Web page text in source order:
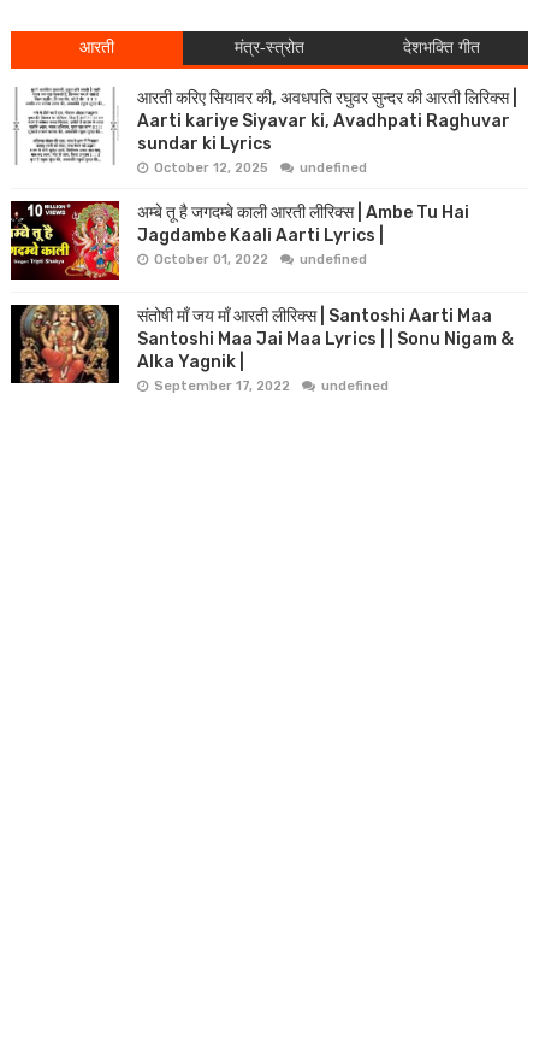
आरती मंत्र-स्त्रोत देशभक्ति गीत
आरती करिए सियावर की, अवधपति रघुवर सुन्दर की आरती लिरिक्स |
Aarti kariye Siyavar ki, Avadhpati Raghuvar
sundar ki Lyrics
October 12, 2025 undefined
अम्बे तू है जगदम्बे काली आरती लीरिक्स | Ambe Tu Hai
Jagdambe Kaali Aarti Lyrics |
October 01, 2022 undefined
संतोषी माँ जय माँ आरती लीरिक्स | Santoshi Aarti Maa
Santoshi Maa Jai Maa Lyrics | | Sonu Nigam &
Alka Yagnik |
September 17, 2022 undefined